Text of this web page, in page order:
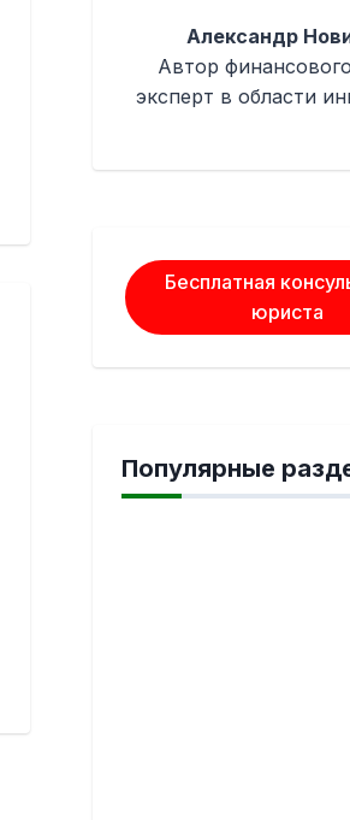
Александр
Автор
эксперт в области
Бесплатная
юриста
Популярные